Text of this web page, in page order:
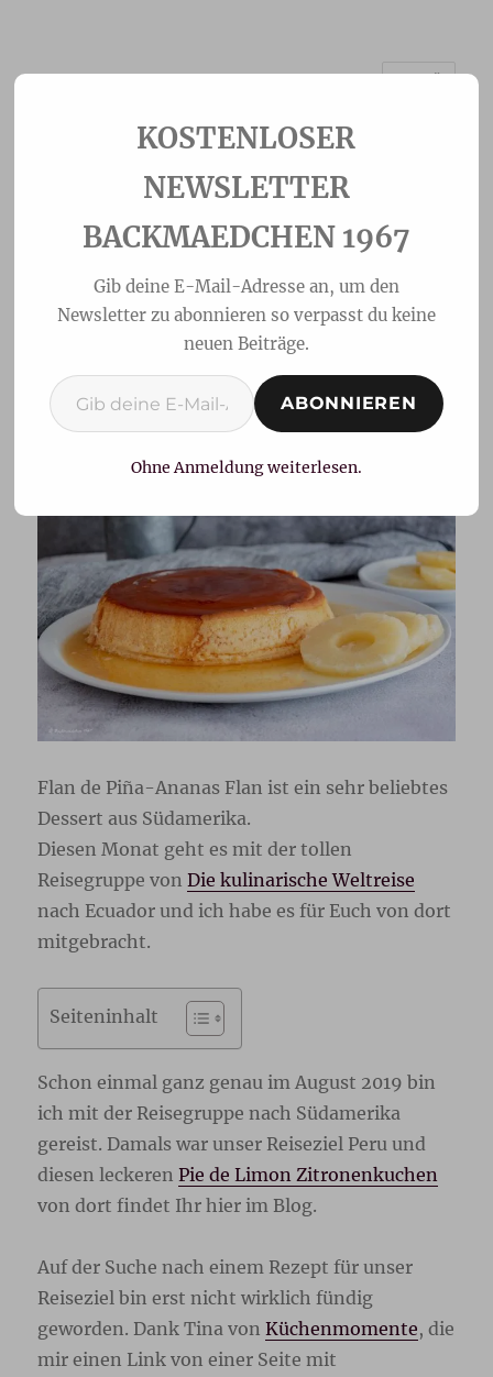
Flan de Piña-Ananas Flan
Flan de Piña-Ananas Flan ist ein sehr beliebtes
Dessert aus Südamerika.
Diesen Monat geht es mit der tollen
Reisegruppe vonDie kulinarische Weltreise
nach Ecuador und ich habe es für Euch von dort
mitgebracht.
Seiteninhalt
Schon einmal ganz genau im August 2019 bin
ich mit der Reisegruppe nach Südamerika
gereist. Damals war unser Reiseziel Peru und
diesen leckerenPie de Limon Zitronenkuchen
von dort findet Ihr hier im Blog.
Auf der Suche nach einem Rezept für unser
Reiseziel bin erst nicht wirklich fündig
geworden. Dank Tina vonKüchenmomente, die
mir einen Link von einer Seite mit
NEWSLETTER
BACKMAEDCHEN 1967
Gib deine E-Mail-Adresse an, um den
Newsletter zu abonnieren so verpasst du keine
neuen Beiträge.
Gib deine E-Mail-Adresse ein ...
ABONNIEREN
Ohne Anmeldung weiterlesen.